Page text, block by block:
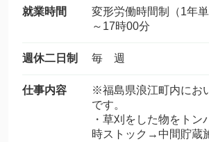
就業時間
変形労働時間制（1年
～17時00分
週休二日制 毎 週
仕事内容
※福島県浪江町内にお
です。
・草刈をした物をトン
時ストック→中間貯蔵